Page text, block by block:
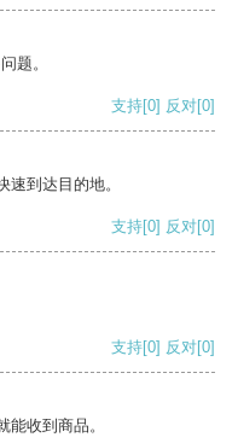
题。
支持[0] 反对[0]
到达目的地。
支持[0] 反对[0]
支持[0] 反对[0]
收到商品。